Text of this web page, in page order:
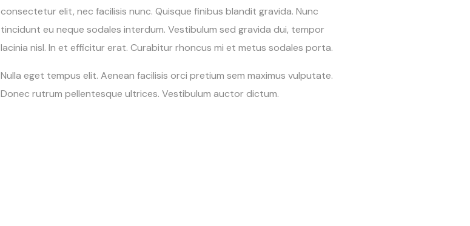
consectetur elit, nec facilisis nunc. Quisque finibus blandit gravida. Nunc
tincidunt eu neque sodales interdum. Vestibulum sed gravida dui, tempor
lacinia nisl. In et efficitur erat. Curabitur rhoncus mi et metus sodales porta.
Nulla eget tempus elit. Aenean facilisis orci pretium sem maximus vulputate.
Donec rutrum pellentesque ultrices. Vestibulum auctor dictum.